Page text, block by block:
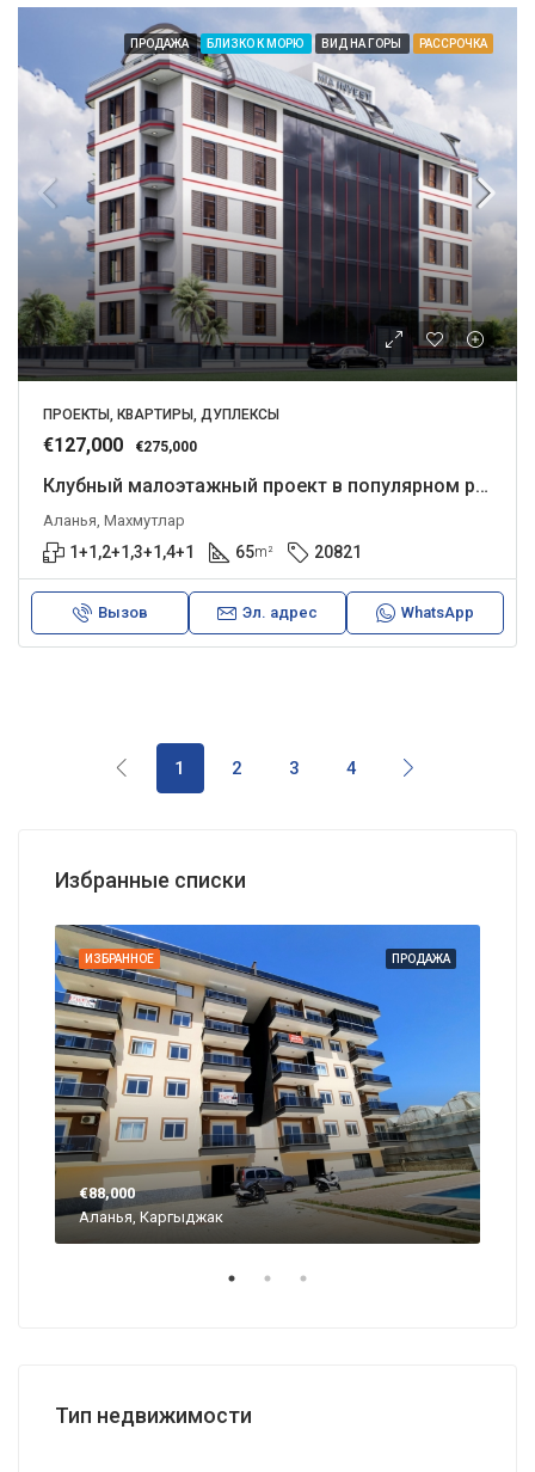
ПРОДАЖА БЛИЗКО К МОРЮ ВИД НА ГОРЫ РАССРОЧКА
ПРОЕКТЫ, КВАРТИРЫ, ДУПЛЕКСЫ
€127,000 €275,000
Клубный малоэтажный проект в популярном районе.
Аланья, Махмутлар
1+1,2+1,3+1,4+1 65m² 20821
Вызов Эл. адрес WhatsApp
1 2 3 4
Избранные списки
ПРОДАЖА
ИЗБРАННОЕ
€88,000
Аланья, Каргыджак
Тип недвижимости